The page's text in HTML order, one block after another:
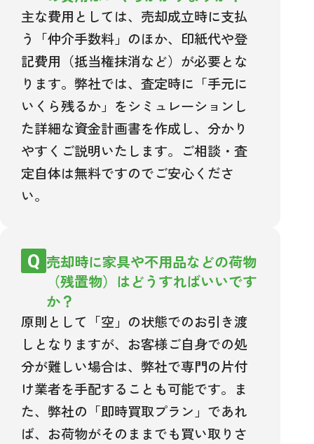
主な費用としては、売却成立時に支払
う「仲介手数料」のほか、印紙代や登
記費用（抵当権抹消など）が必要とな
ります。弊社では、査定時に「手元に
いくら残るか」をシミュレーションし
た詳細な資金計画書を作成し、分かり
やすくご説明いたします。ご相談・査
定自体は無料ですのでご安心くださ
い。
売却時に家具や不用品などの荷物
（残置物）はどうすればいいです
か？
原則として「空」の状態でのお引き渡
しとなりますが、お客様ご自身での処
分が難しい場合は、弊社で専門の片付
け業者を手配することも可能です。ま
た、弊社の「即時買取プラン」であれ
ば、お荷物がそのままでも買い取りさ